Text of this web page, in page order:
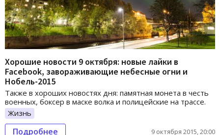
Хорошие новости 9 октября: новые лайки в
Facebook, завораживающие небесные огни и
Нобель-2015
Также в хороших новостях дня: памятная монета в честь
военных, боксер в маске волка и полицейские на трассе.
Жизнь
Подробнее 9 октября 2015, 20:00